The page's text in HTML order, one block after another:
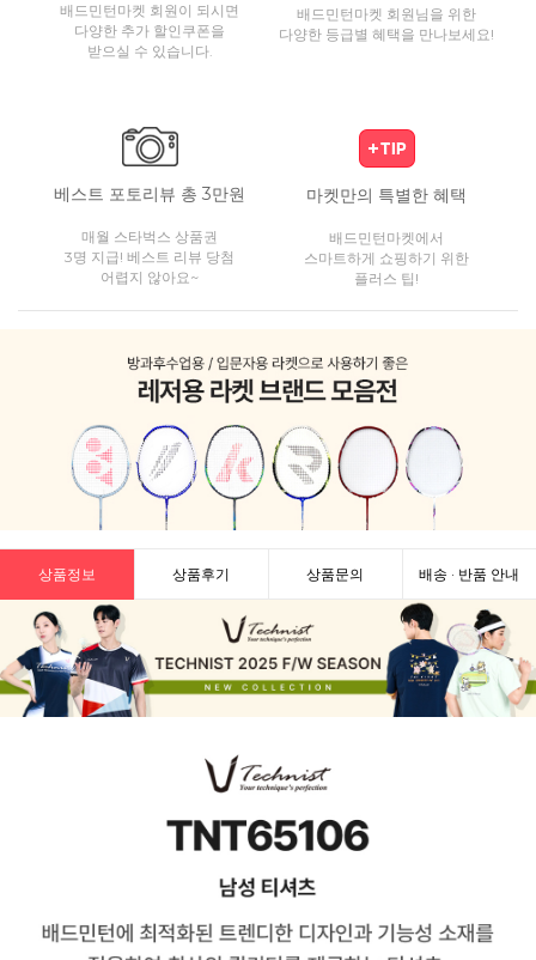
배드민턴마켓 회원이 되시면
다양한 추가 할인쿠폰을
받으실 수 있습니다.
배드민턴마켓 회원님을 위한
다양한 등급별 혜택을 만나보세요!
베스트 포토리뷰 총 3만원
매월 스타벅스 상품권
3명 지급! 베스트 리뷰 당첨
어렵지 않아요~
마켓만의 특별한 혜택
배드민턴마켓에서
스마트하게 쇼핑하기 위한
플러스 팁!
상품정보 상품후기 상품문의 배송 · 반품 안내